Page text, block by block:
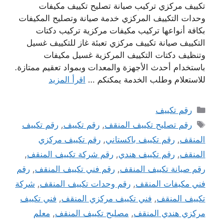
تكييف مركزي تركيب صيانة تصليح تكييف مكيفات
وحدات التكييف المركزي خدمة صيانة وتصليح المكيفات
بكافة أنواعها تركيب مكيفات مركزية تركيب دكتات
التكييف صيانة تكييف مركزي تعبئة غاز للتكييف غسيل
وتنظيف دكتات التكييف المركزية غسيل مكيفات
باستخدام أحدث الأجهزة والمعدات وبمواد تعقيم ممتازة.
للاستعلام وطلب الخدمة يمكنكم … اقرأ المزيد
التصنيفات
رقم تكييف
الوسوم
رقم تصليح تكييف المنقف,رقم تكييف,رقم تكييف
المنقف, رقم تكييف باكستاني, رقم تكييف مركزي
المنقف, رقم تكييف هندي, رقم شركة تكييف المنقف,
رقم صيانة تكييف المنقف, رقم فني تكييف المنقف, رقم
فني مكيفات المنقف, رقم وحدات تكييف المنقف, شركة
تكييف المنقف, فني تكييف مركزي المنقف, فني تكييف
مركزي هندي المنقف, مصليح تكييف المنقف, معلم